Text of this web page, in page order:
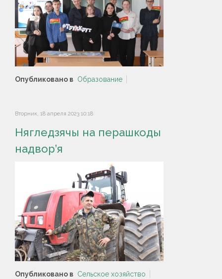
Опубликовано в Образование
Вторник, 18 апреля 2023 10:18
Нягледзячы на перашкоды
надвор’я
Опубликовано в Сельское хозяйство